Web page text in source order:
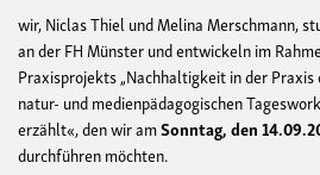
wir, Niclas Thiel und Melina Merschmann,
an der FH Münster und entwickeln im
Praxisprojekts „Nachhaltigkeit in der
natur- und medienpädagogischen
erzählt«, den wir amSonntag, den
durchführen möchten.